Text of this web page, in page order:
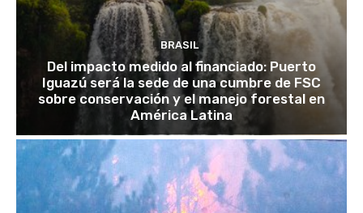
BRASIL
Del impacto medido al financiado: Puerto
Iguazú será la sede de una cumbre de FSC
sobre conservación y el manejo forestal en
América Latina